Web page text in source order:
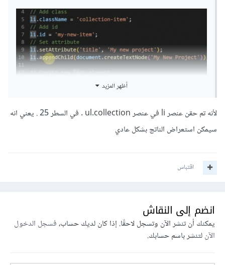
أظهر المزيد
لأنه تم حقن عنصر li في عنصر ul.collection . في السطر 25 . يعني انه
سيمكن استعراض الناتج بشكل عادي
اقتباس
انضم إلى النقاش
يمكنك أن تنشر الآن وتسجل لاحقًا. إذا كان لديك حساب،فسجل الدخول
الآنلتنشر باسم حسابك.